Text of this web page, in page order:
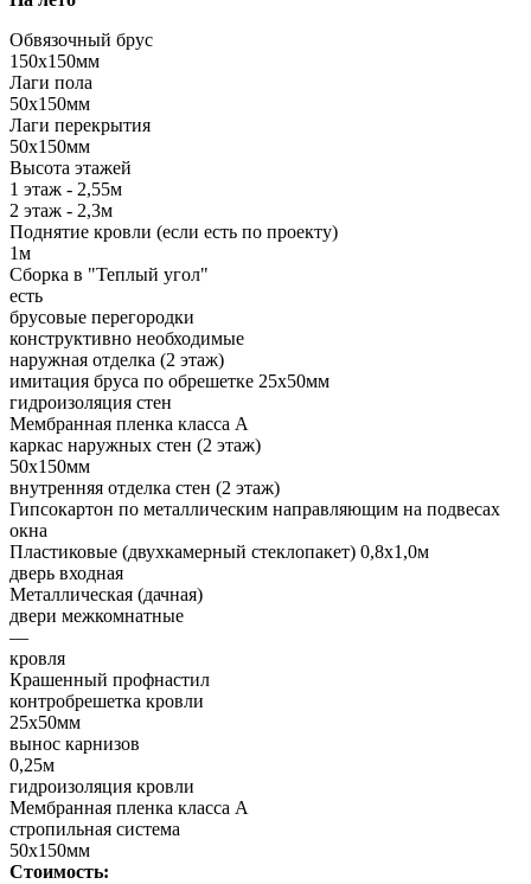
Обвязочный брус
150х150мм
Лаги пола
50х150мм
Лаги перекрытия
50х150мм
Высота этажей
1 этаж - 2,55м
2 этаж - 2,3м
Поднятие кровли (если есть по проекту)
1м
Сборка в "Теплый угол"
есть
брусовые перегородки
конструктивно необходимые
наружная отделка (2 этаж)
имитация бруса по обрешетке 25х50мм
гидроизоляция стен
Мембранная пленка класса А
каркас наружных стен (2 этаж)
50х150мм
внутренняя отделка стен (2 этаж)
Гипсокартон по металлическим направляющим на подвесах
окна
Пластиковые (двухкамерный стеклопакет) 0,8х1,0м
дверь входная
Металлическая (дачная)
двери межкомнатные
—
кровля
Крашенный профнастил
контробрешетка кровли
25х50мм
вынос карнизов
0,25м
гидроизоляция кровли
Мембранная пленка класса А
стропильная система
50х150мм
Стоимость: